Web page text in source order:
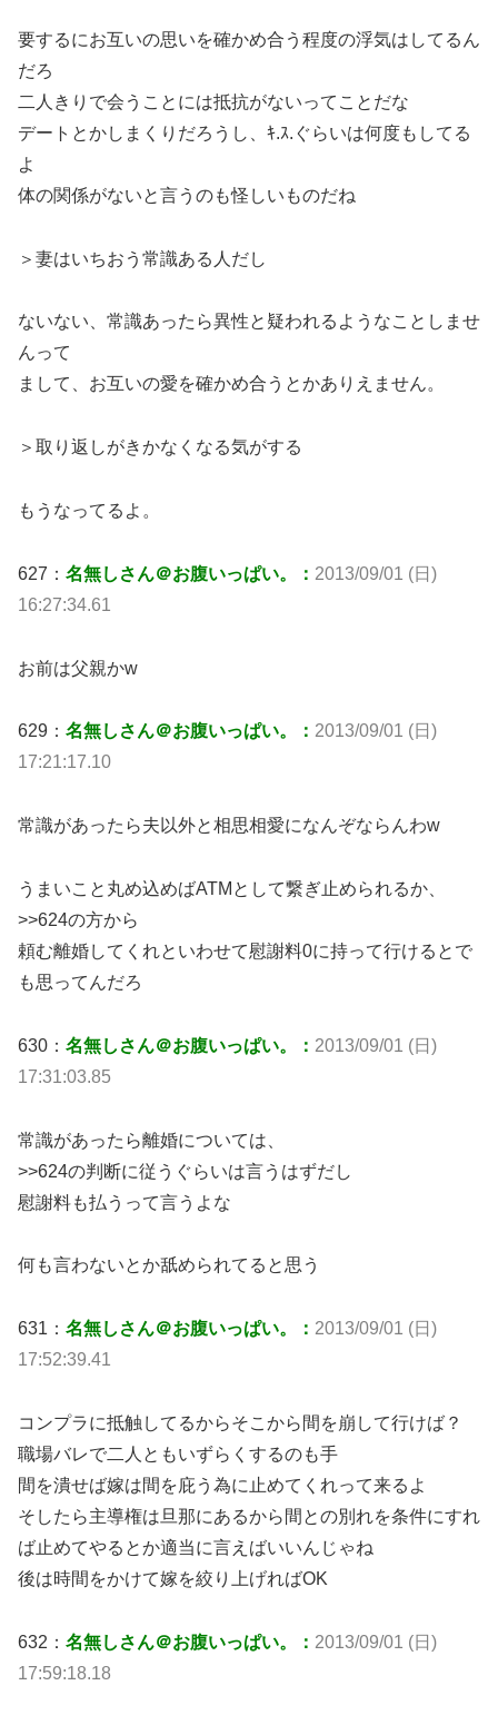
要するにお互いの思いを確かめ合う程度の浮気はしてるん
だろ
二人きりで会うことには抵抗がないってことだな
デートとかしまくりだろうし、ｷ.ｽ.ぐらいは何度もしてる
よ
体の関係がないと言うのも怪しいものだね
＞妻はいちおう常識ある人だし
ないない、常識あったら異性と疑われるようなことしませ
んって
まして、お互いの愛を確かめ合うとかありえません。
＞取り返しがきかなくなる気がする
もうなってるよ。
627： 名無しさん＠お腹いっぱい。： 2013/09/01 (日)
16:27:34.61
お前は父親かw
629： 名無しさん＠お腹いっぱい。： 2013/09/01 (日)
17:21:17.10
常識があったら夫以外と相思相愛になんぞならんわw
うまいこと丸め込めばATMとして繋ぎ止められるか、
>>624の方から
頼む離婚してくれといわせて慰謝料0に持って行けるとで
も思ってんだろ
630： 名無しさん＠お腹いっぱい。： 2013/09/01 (日)
17:31:03.85
常識があったら離婚については、
>>624の判断に従うぐらいは言うはずだし
慰謝料も払うって言うよな
何も言わないとか舐められてると思う
631： 名無しさん＠お腹いっぱい。： 2013/09/01 (日)
17:52:39.41
コンプラに抵触してるからそこから間を崩して行けば？
職場バレで二人ともいずらくするのも手
間を潰せば嫁は間を庇う為に止めてくれって来るよ
そしたら主導権は旦那にあるから間との別れを条件にすれ
ば止めてやるとか適当に言えばいいんじゃね
後は時間をかけて嫁を絞り上げればOK
632： 名無しさん＠お腹いっぱい。： 2013/09/01 (日)
17:59:18.18